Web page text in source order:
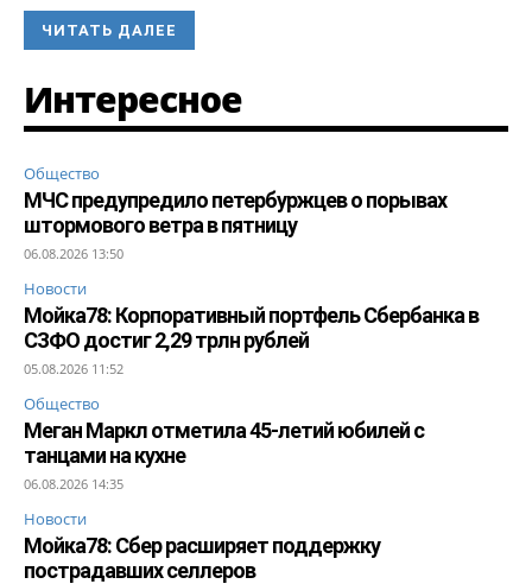
ЧИТАТЬ ДАЛЕЕ
Интересное
Общество
МЧС предупредило петербуржцев о порывах
штормового ветра в пятницу
06.08.2026 13:50
Новости
Мойка78: Корпоративный портфель Сбербанка в
СЗФО достиг 2,29 трлн рублей
05.08.2026 11:52
Общество
Меган Маркл отметила 45-летий юбилей с
танцами на кухне
06.08.2026 14:35
Новости
Мойка78: Сбер расширяет поддержку
пострадавших селлеров